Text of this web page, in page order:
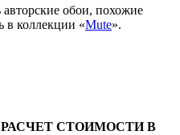
авторские обои, похожие
в коллекции «Mute».
СТОИМОСТИ В